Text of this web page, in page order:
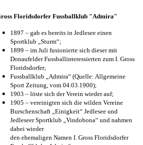
Floridsdorfer Fussballklub "Admira"
1897 – gab es bereits in Jedlesee einen
Sportklub „Sturm“;
1899 – im Juli fusionierte sich dieser mit
Donaufelder Fussballinteressierten zum I. Gross
Floridsdorfer;
Fussballklub „Admira“ (Quelle: Allgemeine
Sport Zeitung, vom 04.03.1900);
1903 – löste sich der Verein wieder auf;
1905 – vereinigten sich die wilden Vereine
Burschenschaft „Einigkeit“ Jedlesee und
Jedleseer Sportklub „Vindobona“ und nahmen
dabei wieder
den ehemaligen Namen I. Gross Floridsdorfer